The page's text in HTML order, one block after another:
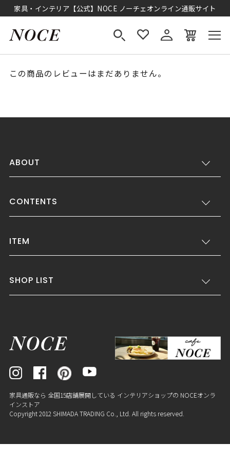
家具・インテリア【公式】NOCE ノーチェオンライン通販サイト
この商品のレビューはまだありません。
ABOUT
CONTENTS
ITEM
SHOP LIST
家具通販なら 全国15店舗展開している インテリアショップの NOCEオンラ
インストア
Copyright 2012 SHIMADA TRADING Co., Ltd. All rights reserved.